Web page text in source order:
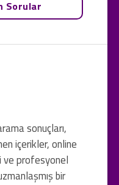
sonuçları,
içerikler, online
ve profesyonel
bir
Sorular